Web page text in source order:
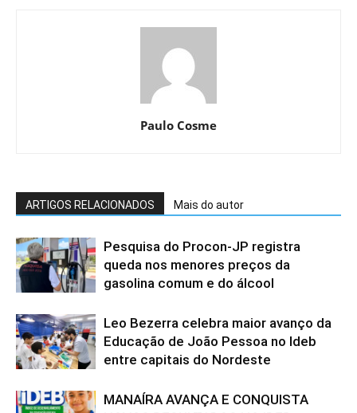
Paulo Cosme
ARTIGOS RELACIONADOS Mais do autor
Pesquisa do Procon-JP registra
queda nos menores preços da
gasolina comum e do álcool
Leo Bezerra celebra maior avanço da
Educação de João Pessoa no Ideb
entre capitais do Nordeste
MANAÍRA AVANÇA E CONQUISTA